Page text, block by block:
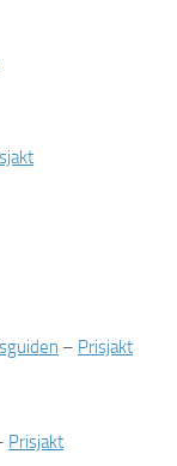
– Prisjakt
Prisjakt